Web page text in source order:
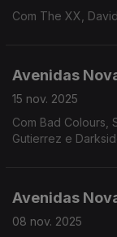
Com The XX,
Avenidas
15 nov. 2025
Com Bad Colours,
Gutierrez e
Avenidas
08 nov. 2025